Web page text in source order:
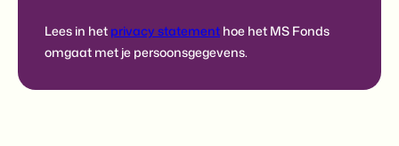
Lees in het privacy statement hoe het MS Fonds
omgaat met je persoonsgegevens.